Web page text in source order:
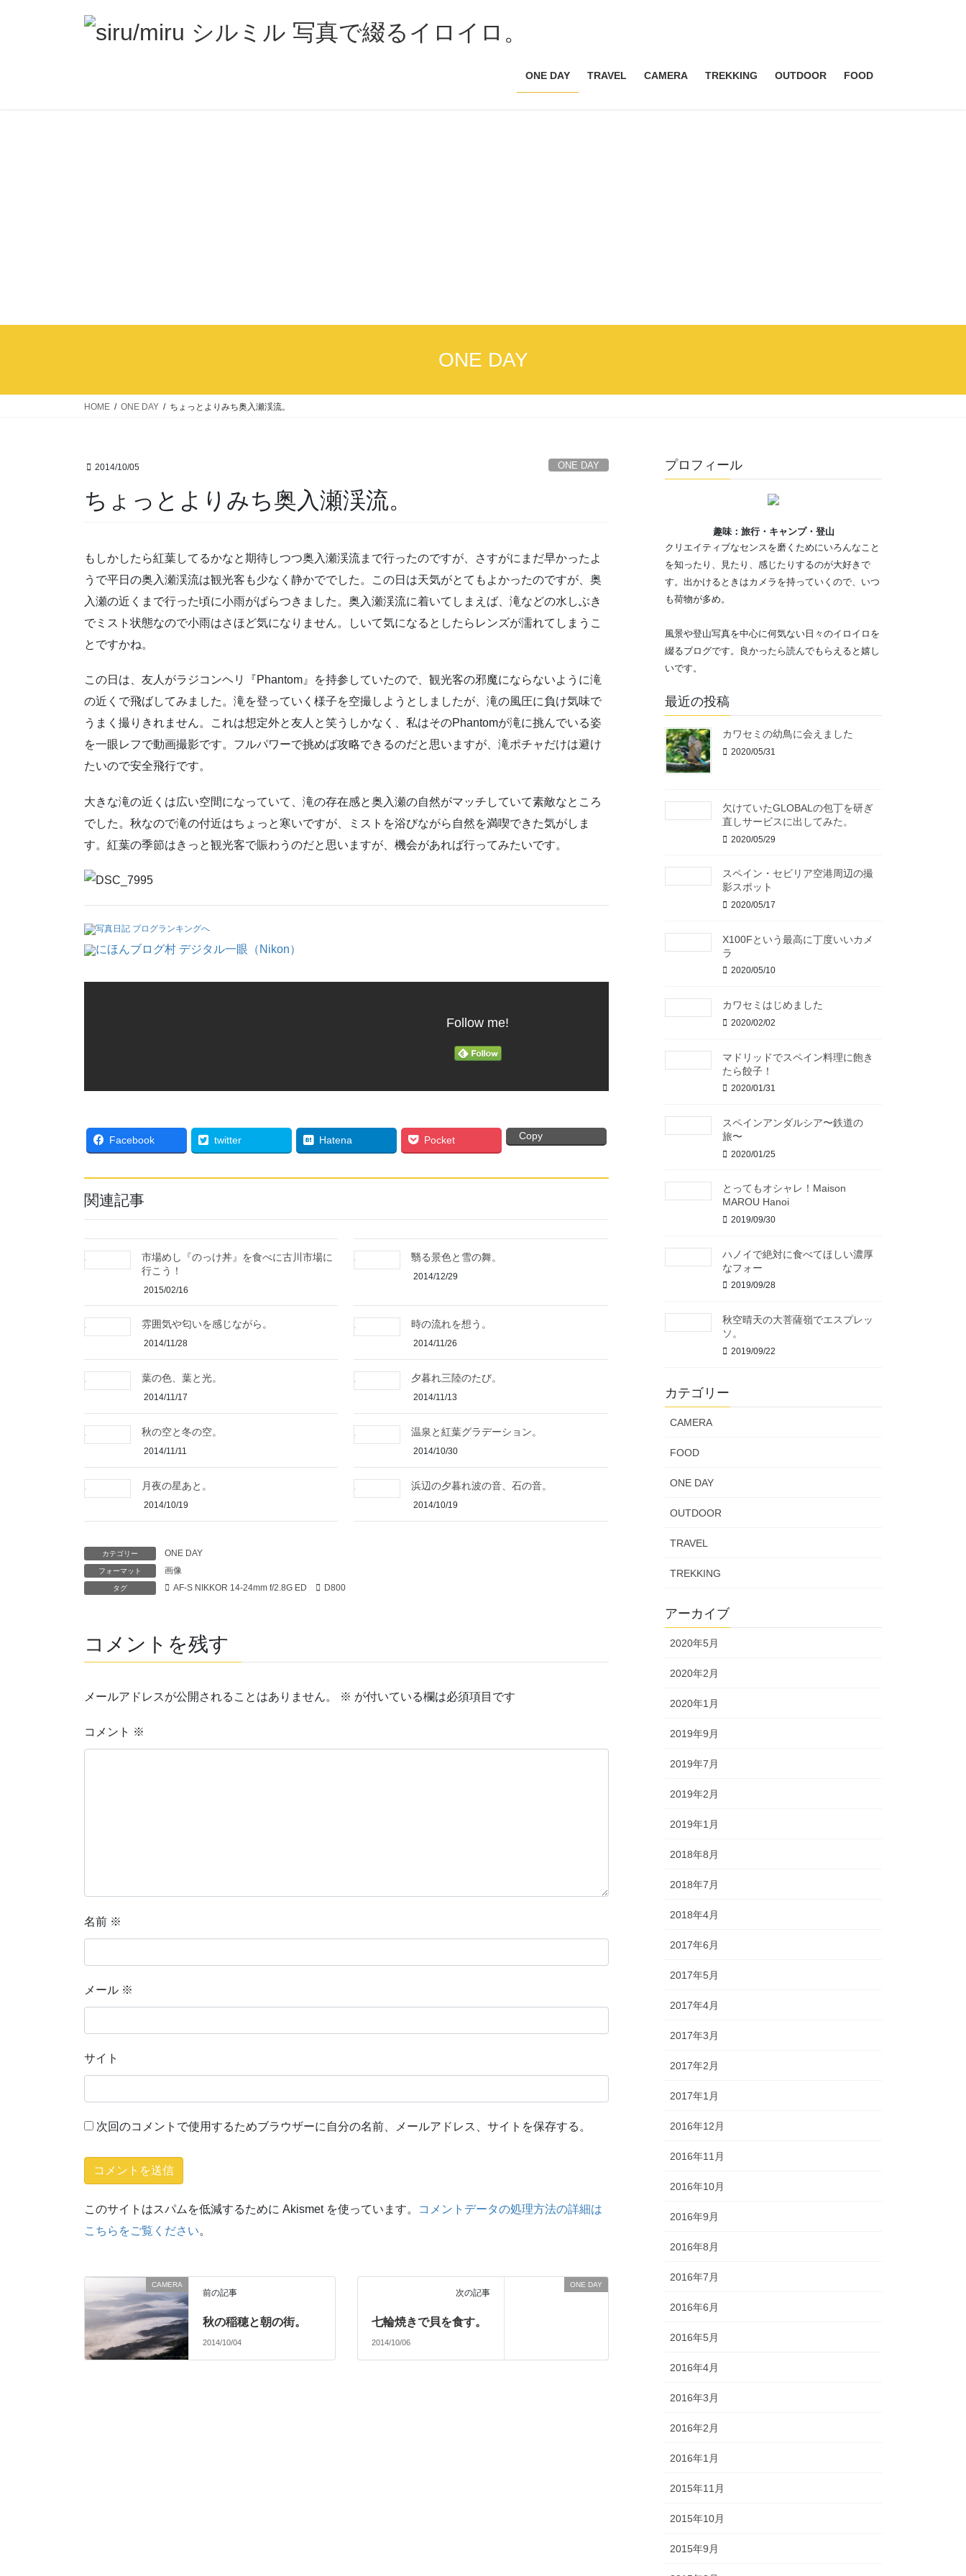
ONE DAY TRAVEL CAMERA TREKKING OUTDOOR FOOD
ONE DAY
HOME ONE DAY ちょっとよりみち奥入瀬渓流。
2014/10/05 ONE DAY
ちょっとよりみち奥入瀬渓流。
もしかしたら紅葉してるかなと期待しつつ奥入瀬渓流まで行ったのですが、さすがにまだ早かったよ
うで平日の奥入瀬渓流は観光客も少なく静かででした。この日は天気がとてもよかったのですが、奥
入瀬の近くまで行った頃に小雨がぱらつきました。奥入瀬渓流に着いてしまえば、滝などの水しぶき
でミスト状態なので小雨はさほど気になりません。しいて気になるとしたらレンズが濡れてしまうこ
とですかね。
この日は、友人がラジコンヘリ『Phantom』を持参していたので、観光客の邪魔にならないように滝
の近くで飛ばしてみました。滝を登っていく様子を空撮しようとしましたが、滝の風圧に負け気味で
うまく撮りきれません。これは想定外と友人と笑うしかなく、私はそのPhantomが滝に挑んでいる姿
を一眼レフで動画撮影です。フルパワーで挑めば攻略できるのだと思いますが、滝ポチャだけは避け
たいので安全飛行です。
大きな滝の近くは広い空間になっていて、滝の存在感と奥入瀬の自然がマッチしていて素敵なところ
でした。秋なので滝の付近はちょっと寒いですが、ミストを浴びながら自然を満喫できた気がしま
す。紅葉の季節はきっと観光客で賑わうのだと思いますが、機会があれば行ってみたいです。
写真日記 ブログランキングへ
にほんブログ村 デジタル一眼（Nikon）
Follow me!
Facebook twitter Hatena Pocket Copy
関連記事
市場めし『のっけ丼』を食べに古川市場に
行こう！
2015/02/16
翳る景色と雪の舞。
2014/12/29
雰囲気や匂いを感じながら。
2014/11/28
時の流れを想う。
2014/11/26
葉の色、葉と光。
2014/11/17
夕暮れ三陸のたび。
2014/11/13
秋の空と冬の空。
2014/11/11
温泉と紅葉グラデーション。
2014/10/30
月夜の星あと。
2014/10/19
浜辺の夕暮れ波の音、石の音。
2014/10/19
カテゴリー ONE DAY
フォーマット 画像
タグ AF-S NIKKOR 14-24mm f/2.8G ED D800
コメントを残す
メールアドレスが公開されることはありません。 ※ が付いている欄は必須項目です
コメント ※
名前 ※
メール ※
サイト
次回のコメントで使用するためブラウザーに自分の名前、メールアドレス、サイトを保存する。
このサイトはスパムを低減するために Akismet を使っています。
コメントデータの処理方法の詳細は
こちらをご覧ください。
CAMERA
前の記事
秋の稲穂と朝の街。
2014/10/04
ONE DAY
次の記事
七輪焼きで貝を食す。
2014/10/06
プロフィール
趣味：旅行・キャンプ・登山
クリエイティブなセンスを磨くためにいろんなこと
を知ったり、見たり、感じたりするのが大好きで
す。出かけるときはカメラを持っていくので、いつ
も荷物が多め。
風景や登山写真を中心に何気ない日々のイロイロを
綴るブログです。良かったら読んでもらえると嬉し
いです。
最近の投稿
カワセミの幼鳥に会えました
2020/05/31
欠けていたGLOBALの包丁を研ぎ
直しサービスに出してみた。
2020/05/29
スペイン・セビリア空港周辺の撮
影スポット
2020/05/17
X100Fという最高に丁度いいカメ
ラ
2020/05/10
カワセミはじめました
2020/02/02
マドリッドでスペイン料理に飽き
たら餃子！
2020/01/31
スペインアンダルシア〜鉄道の
旅〜
2020/01/25
とってもオシャレ！Maison
MAROU Hanoi
2019/09/30
ハノイで絶対に食べてほしい濃厚
なフォー
2019/09/28
秋空晴天の大菩薩嶺でエスプレッ
ソ。
2019/09/22
カテゴリー
CAMERA
FOOD
ONE DAY
OUTDOOR
TRAVEL
TREKKING
アーカイブ
2020年5月
2020年2月
2020年1月
2019年9月
2019年7月
2019年2月
2019年1月
2018年8月
2018年7月
2018年4月
2017年6月
2017年5月
2017年4月
2017年3月
2017年2月
2017年1月
2016年12月
2016年11月
2016年10月
2016年9月
2016年8月
2016年7月
2016年6月
2016年5月
2016年4月
2016年3月
2016年2月
2016年1月
2015年11月
2015年10月
2015年9月